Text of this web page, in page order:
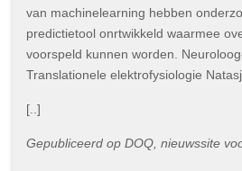
van machinelearning hebben
predictietool onrtwikkeld waarmee
voorspeld kunnen worden.
Translationele elektrofysiologie
[..]
Gepubliceerd op DOQ, nieuwssite